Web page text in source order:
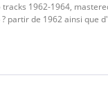
1962-1964,
partir de 1962 ainsi que